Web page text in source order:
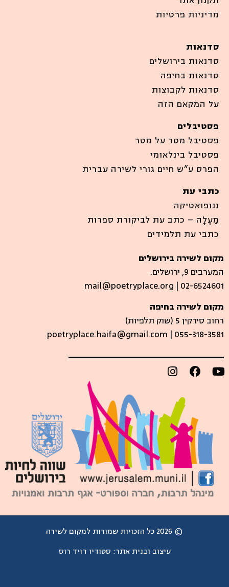
מדיניות פרטיות
סדנאות
סדנאות בירושלים
סדנאות בחיפה
סדנאות לקבוצות
על המקאם הזה
פסטיבלים
פסטיבל מטר על מטר
פסטיבל בינלאומי
הפרס ע”ש חיים גורי לשירה עברית
כתבי עת
ננופואטיקה
מַעְלָה – כתב עת לביקורת ספרות
כתבי עת תלמידים
מקום לשירה בירושלים
המערבים 9, ירושלים.
mail@poetryplace.org | 02-6524601
מקום לשירה בחיפה
רחוב סירקין 5 (שוק תלפיות)​
poetryplace.haifa@gmail.com | ​055-318-3581
© 2026 כל הזכויות שמורות למקום לשירה
עיצוב ובנית אתר: סטודיו דויד רוס